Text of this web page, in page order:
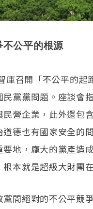
不公平的根源
庫召開「不公平的起
黨黨問題。座談會
營企業，此外還包
德也有國家安全的
地，龐大的黨產造
本就是超級大財團
間絕對的不公平競